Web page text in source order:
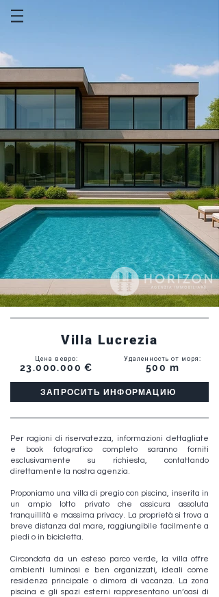
Villa Lucrezia
Цена в евро:
23.000.000 €
Удаленность от моря :
500 m
ЗАПРОСИТЬ ИНФОРМАЦИЮ
Per ragioni di riservatezza, informazioni dettagliate
e book fotografico completo saranno forniti
esclusivamente su richiesta, contattando
direttamente la nostra agenzia.
Proponiamo una villa di pregio con piscina, inserita in
un ampio lotto privato che assicura assoluta
tranquillità e massima privacy. La proprietà si trova a
breve distanza dal mare, raggiungibile facilmente a
piedi o in bicicletta.
Circondata da un esteso parco verde, la villa offre
ambienti luminosi e ben organizzati, ideali come
residenza principale o dimora di vacanza. La zona
piscina e gli spazi esterni rappresentano un’oasi di